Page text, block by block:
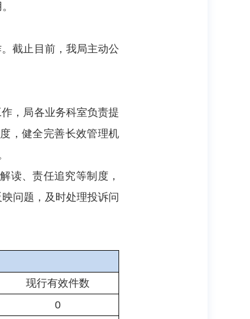
截止目前，我局主动公
，局各业务科室负责提
，健全完善长效管理机
读、责任追究等制度，
问题，及时处理投诉问
现行有效件数
0